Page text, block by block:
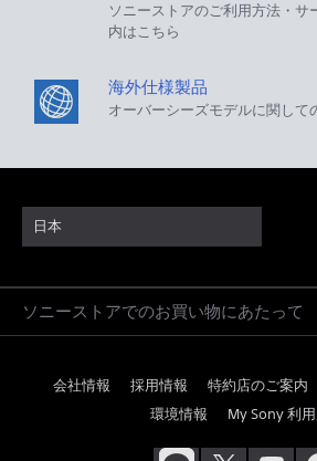
ソニーストアのご利用方法・サ
内はこちら
海外仕様製品
オーバーシーズモデルに関して
日本
ソニーストアでのお買い物にあたって
会社情報 採用情報 特約店のご案内
環境情報
My Sony 利